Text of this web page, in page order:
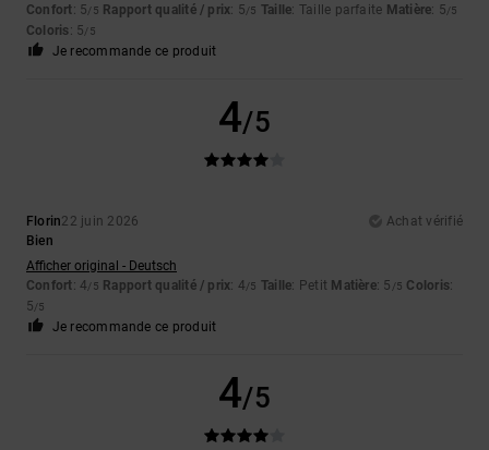
Confort: 5/5 Rapport qualité / prix: 5/5 Taille: Taille parfaite Matière: 5/5
Coloris: 5/5
Je recommande ce produit
4/5
Florin22 juin 2026
Achat vérifié
Bien
Afficher original - Deutsch
Confort: 4/5 Rapport qualité / prix: 4/5 Taille: Petit Matière: 5 /5 Coloris:
5/5
Je recommande ce produit
4/5